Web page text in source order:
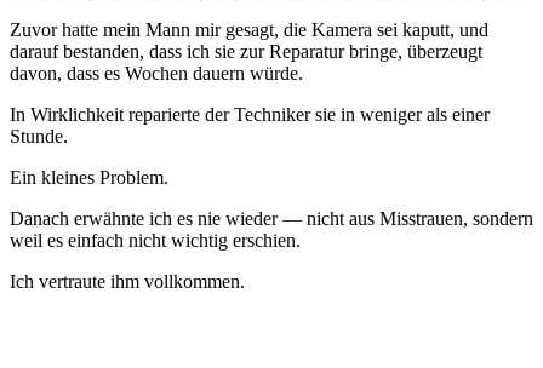
Zuvor hatte mein Mann mir gesagt, die Kamera sei kaputt, und
darauf bestanden, dass ich sie zur Reparatur bringe, überzeugt
davon, dass es Wochen dauern würde.
In Wirklichkeit reparierte der Techniker sie in weniger als einer
Stunde.
Ein kleines Problem.
Danach erwähnte ich es nie wieder — nicht aus Misstrauen, sondern
weil es einfach nicht wichtig erschien.
Ich vertraute ihm vollkommen.